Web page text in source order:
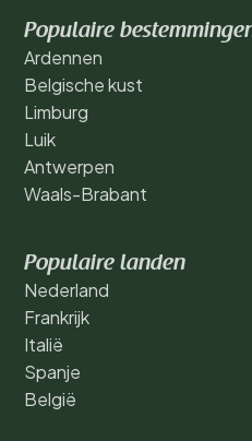
Populaire
Ardennen
Belgische kust
Limburg
Luik
Antwerpen
Waals-Brabant
Populaire landen
Nederland
Frankrijk
Italië
Spanje
België